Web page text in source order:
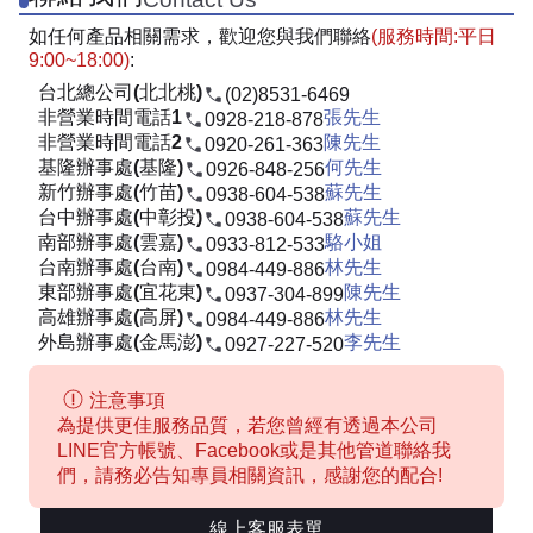
如任何產品相關需求，歡迎您與我們聯絡(服務時間:平日
9:00~18:00):
台北總公司(北北桃)
(02)8531-6469
非營業時間電話1
0928-218-878張先生
非營業時間電話2
0920-261-363陳先生
基隆辦事處(基隆)
0926-848-256何先生
新竹辦事處(竹苗)
0938-604-538蘇先生
台中辦事處(中彰投)
0938-604-538蘇先生
南部辦事處(雲嘉)
0933-812-533駱小姐
台南辦事處(台南)
0984-449-886林先生
東部辦事處(宜花東)
0937-304-899陳先生
高雄辦事處(高屏)
0984-449-886林先生
外島辦事處(金馬澎)
0927-227-520李先生
注意事項
為提供更佳服務品質，若您曾經有透過本公司
LINE官方帳號、Facebook或是其他管道聯絡我
們，請務必告知專員相關資訊，感謝您的配合!